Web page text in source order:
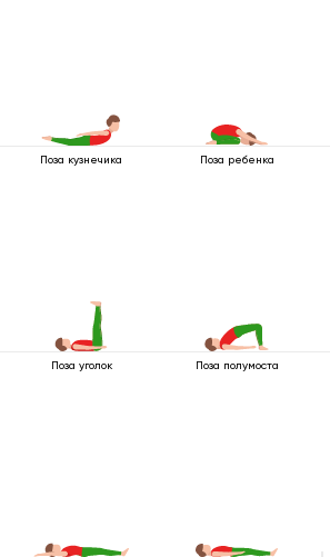
Поза кузнечика Поза ребенка
Поза уголок Поза полумоста